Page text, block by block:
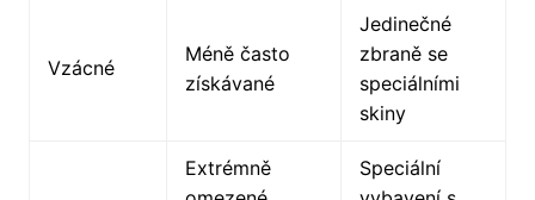
Vzácné
Méně často
získávané
Jedinečné
zbraně se
speciálními
skiny
Extrémně
Speciální